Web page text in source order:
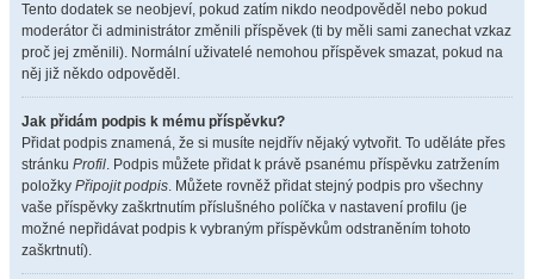
Tento dodatek se neobjeví, pokud zatím nikdo neodpověděl nebo pokud
moderátor či administrátor změnili příspěvek (ti by měli sami zanechat vzkaz
proč jej změnili). Normální uživatelé nemohou příspěvek smazat, pokud na
něj již někdo odpověděl.
Jak přidám podpis k mému příspěvku?
Přidat podpis znamená, že si musíte nejdřív nějaký vytvořit. To uděláte přes
stránku Profil. Podpis můžete přidat k právě psanému příspěvku zatržením
položky Připojit podpis. Můžete rovněž přidat stejný podpis pro všechny
vaše příspěvky zaškrtnutím příslušného políčka v nastavení profilu (je
možné nepřidávat podpis k vybraným příspěvkům odstraněním tohoto
zaškrtnutí).